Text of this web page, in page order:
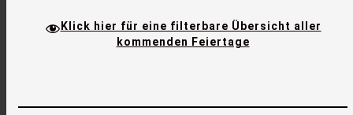
Klick hier für eine filterbare Übersicht aller
kommenden Feiertage